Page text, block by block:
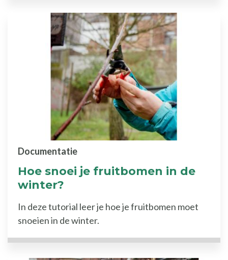
Hoe snoei je fruitbomen in de
winter?
Documentatie
In deze tutorial leer je hoe je fruitbomen moet
snoeien in de winter.